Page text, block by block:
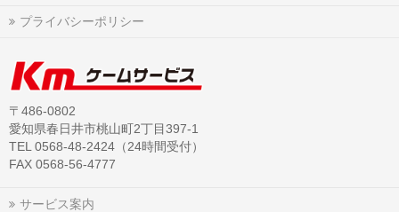
プライバシーポリシー
〒486-0802
愛知県春日井市桃山町2丁目397-1
TEL 0568-48-2424（24時間受付）
FAX 0568-56-4777
サービス案内